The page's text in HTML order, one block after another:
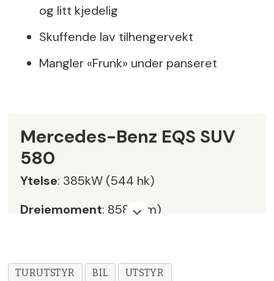
og litt kjedelig
Skuffende lav tilhengervekt
Mangler «Frunk» under panseret
Mercedes-Benz EQS SUV
580
Ytelse: 385kW (544 hk)
Dreiemoment: 858 (Nm)
TURUTSTYR BIL UTSTYR